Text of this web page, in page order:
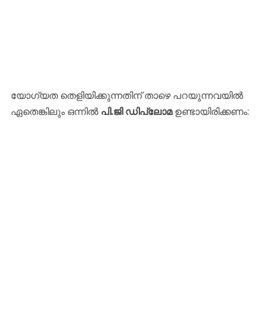
​യോഗ്യത തെളിയിക്കുന്നതിന് താഴെ പറയുന്നവയിൽ
ഏതെങ്കിലും ഒന്നിൽ പി.ജി ഡിപ്ലോമഉണ്ടായിരിക്കണം: